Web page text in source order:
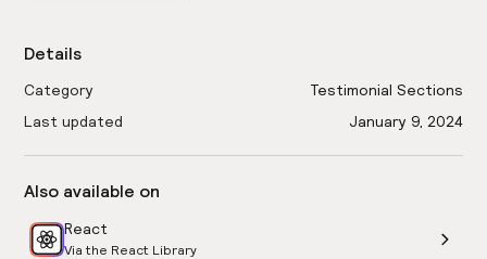
Details
Category
Testimonial Sections
Last updated
January 9, 2024
Also available on
React
Via the React Library